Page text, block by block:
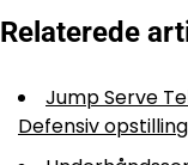
Relaterede
Jump Serve
Defensiv